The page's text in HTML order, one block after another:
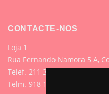
CONTACTE-NOS
Loja 1
Rua Fernando Namora 5 A,
Telef. 211 395 882
Telm. 918 107 618 (Chamada